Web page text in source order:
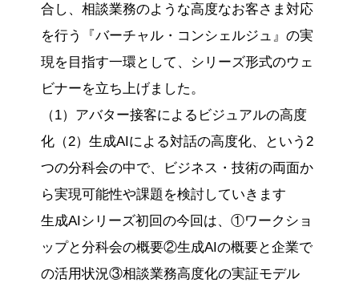
合し、相談業務のような高度なお客さま対応
を行う『バーチャル・コンシェルジュ』の実
現を目指す一環として、シリーズ形式のウェ
ビナーを立ち上げました。
（1）アバター接客によるビジュアルの高度
化（2）生成AIによる対話の高度化、という2
つの分科会の中で、ビジネス・技術の両面か
ら実現可能性や課題を検討していきます
生成AIシリーズ初回の今回は、①ワークショ
ップと分科会の概要②生成AIの概要と企業で
の活用状況③相談業務高度化の実証モデル